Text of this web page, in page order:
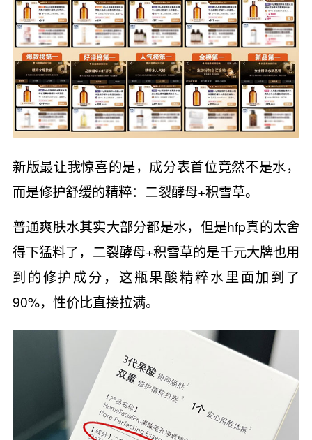
新版最让我惊喜的是，成分表首位竟然不是水，
而是修护舒缓的精粹：二裂酵母+积雪草。
普通爽肤水其实大部分都是水，但是hfp真的太舍
得下猛料了，二裂酵母+积雪草的是千元大牌也用
到的修护成分，这瓶果酸精粹水里面加到了
90%，性价比直接拉满。